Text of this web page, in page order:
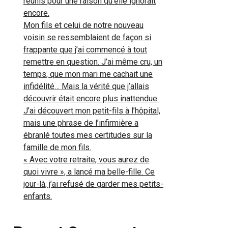
encore.
Mon fils et celui de notre nouveau
voisin se ressemblaient de façon si
frappante que j’ai commencé à tout
remettre en question. J’ai même cru, un
temps, que mon mari me cachait une
infidélité… Mais la vérité que j’allais
découvrir était encore plus inattendue.
J’ai découvert mon petit-fils à l’hôpital,
mais une phrase de l’infirmière a
ébranlé toutes mes certitudes sur la
famille de mon fils.
« Avec votre retraite, vous aurez de
quoi vivre », a lancé ma belle-fille. Ce
jour-là, j’ai refusé de garder mes petits-
enfants.
rien n’est
Antoine,
réparateur
d’appareils, vit
depuis douze
ans avec Dina
et sa mère,
Madame Nina
Andrieu, qui ne
manque
jamais de
gendre trop
doux et rêve
pour sa fille